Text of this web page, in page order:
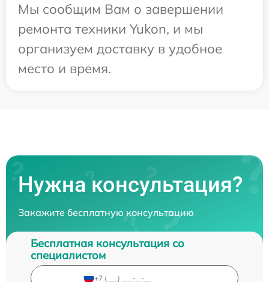
Мы сообщим Вам о завершении
ремонта техники Yukon, и мы
организуем доставку в удобное
место и время.
Нужна консультация?
Закажите бесплатную консультацию
Бесплатная консультация со
специалистом